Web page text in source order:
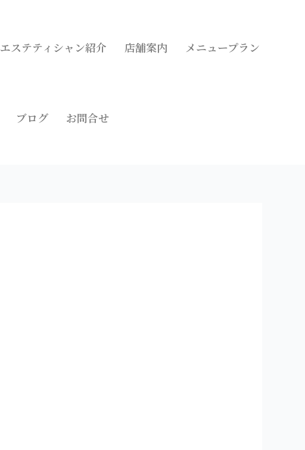
エステティシャン紹介 店舗案内 メニュープラン
ブログ お問合せ